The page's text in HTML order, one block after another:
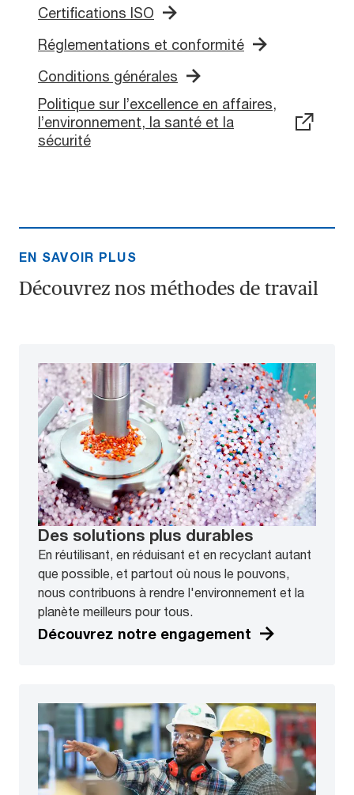
Certifications ISO
Réglementations et conformité
Conditions générales
Politique sur l’excellence en affaires,
l’environnement, la santé et la
sécurité
EN SAVOIR PLUS
Découvrez nos méthodes de travail
Des solutions plus durables
En réutilisant, en réduisant et en recyclant autant
que possible, et partout où nous le pouvons,
nous contribuons à rendre l'environnement et la
planète meilleurs pour tous.
Découvrez notre engagement